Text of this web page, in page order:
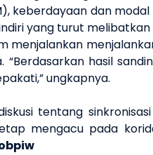
), keberdayaan dan
yang turut melibatkan
menjalankan
“Berdasarkan hasil
,”ungkapnya.
tentang
mengacu pada